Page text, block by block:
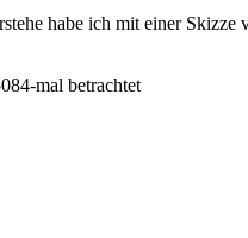
habe ich mit einer Skizze
mal betrachtet